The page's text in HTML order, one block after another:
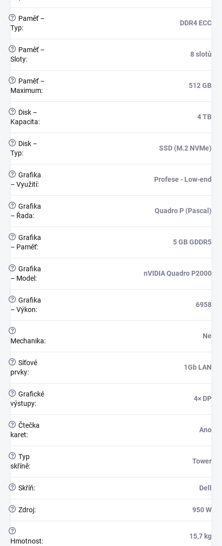
?
Paměť –
Typ:
DDR4 ECC
?
Paměť –
Sloty:
8 slotů
?
Paměť –
Maximum:
512 GB
?
Disk –
Kapacita:
4 TB
?
Disk –
Typ:
SSD (M.2 NVMe)
? Grafika
– Využití:
Profese - Low-end
? Grafika
– Řada:
Quadro P (Pascal)
? Grafika
– Paměť:
5 GB GDDR5
? Grafika
– Model :
nVIDIA Quadro P2000
? Grafika
– Výkon:
6958
?
Mechanika:
Ne
? Síťové
prvky:
1Gb LAN
? Grafické
výstupy:
4× DP
? Čtečka
karet:
Ano
? Typ
skříně:
Tower
? Skříň: Dell
? Zdroj: 950 W
?
Hmotnost:
15,7 kg